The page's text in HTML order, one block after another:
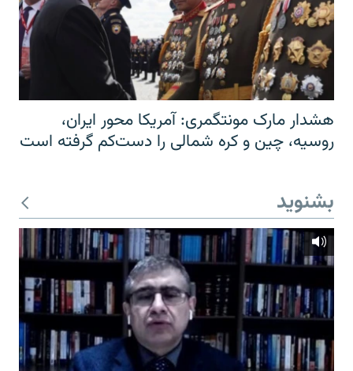
هشدار مارک مونتگمری: آمریکا محور ایران،
روسیه، چین و کره شمالی را دست‌کم گرفته است
بشنوید